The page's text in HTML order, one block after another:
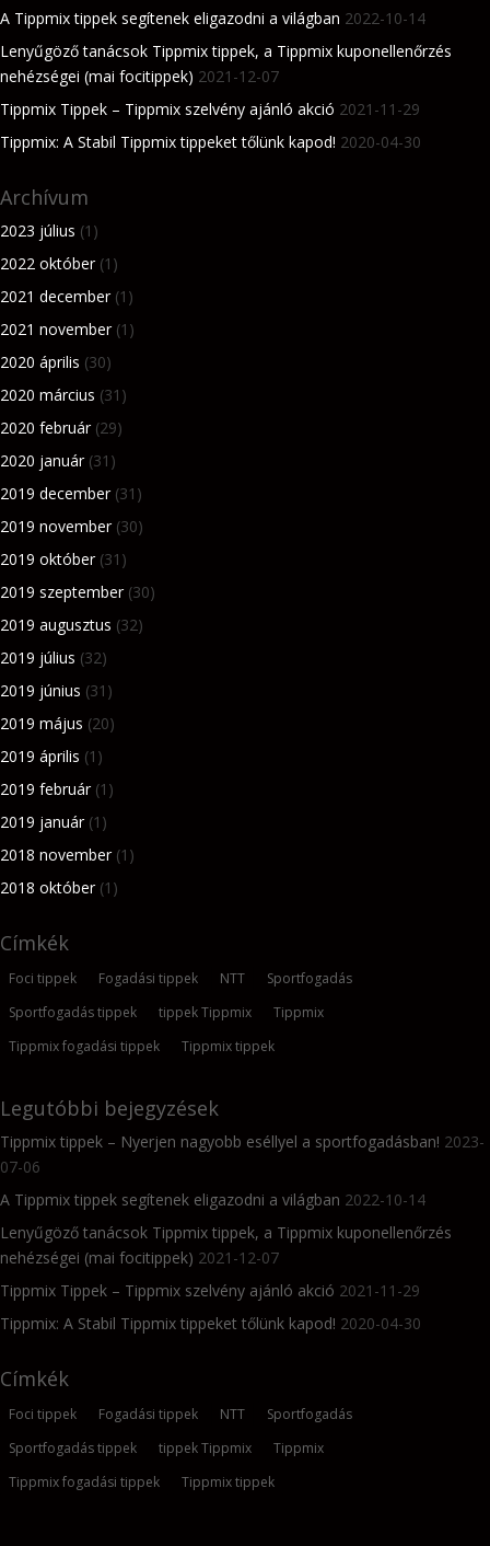
A Tippmix tippek segítenek eligazodni a világban 2022-10-14
Lenyűgöző tanácsok Tippmix tippek, a Tippmix kuponellenőrzés
nehézségei (mai focitippek) 2021-12-07
Tippmix Tippek – Tippmix szelvény ajánló akció 2021-11-29
Tippmix: A Stabil Tippmix tippeket tőlünk kapod! 2020-04-30
Archívum
2023 július (1)
2022 október(1)
2021 december(1)
2021 november(1)
2020 április (30)
2020 március (31)
2020 február(29)
2020 január(31)
2019 december(31)
2019 november(30)
2019 október(31)
2019 szeptember(30)
2019 augusztus (32)
2019 július (32)
2019 június (31)
2019 május (20)
2019 április (1)
2019 február(1)
2019 január(1)
2018 november(1)
2018 október(1)
Címkék
Foci tippek Fogadási tippek NTT
Sportfogadás
Sportfogadás tippek
tippek Tippmix
Tippmix
Tippmix fogadási tippek
Tippmix tippek
Legutóbbi bejegyzések
Tippmix tippek – Nyerjen nagyobb eséllyel a sportfogadásban! 2023-
07-06
A Tippmix tippek segítenek eligazodni a világban 2022-10-14
Lenyűgöző tanácsok Tippmix tippek, a Tippmix kuponellenőrzés
nehézségei (mai focitippek) 2021-12-07
Tippmix Tippek – Tippmix szelvény ajánló akció 2021-11-29
Tippmix: A Stabil Tippmix tippeket tőlünk kapod! 2020-04-30
Címkék
Foci tippek Fogadási tippek NTT
Sportfogadás
Sportfogadás tippek
tippek Tippmix
Tippmix
Tippmix fogadási tippek
Tippmix tippek